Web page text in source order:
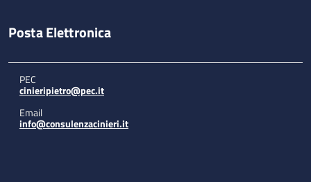
Posta Elettronica
PEC
cinieripietro@pec.it
Email
info@consulenzacinieri.it